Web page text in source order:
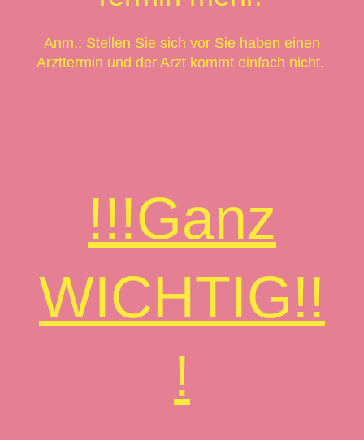
Anm.: Stellen Sie sich vor Sie haben einen
Arzttermin und der Arzt kommt einfach nicht.
!!!Ganz
WICHTIG!!
!